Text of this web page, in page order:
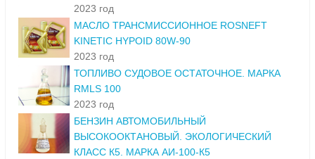
2023 год
МАСЛО ТРАНСМИССИОННОЕ ROSNEFT
KINETIC HYPOID 80W-90
2023 год
ТОПЛИВО СУДОВОЕ ОСТАТОЧНОЕ. МАРКА
RMLS 100
2023 год
БЕНЗИН АВТОМОБИЛЬНЫЙ
ВЫСОКООКТАНОВЫЙ. ЭКОЛОГИЧЕСКИЙ
КЛАСС К5. МАРКА АИ-100-К5